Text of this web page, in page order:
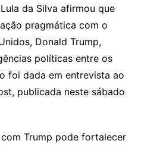
da Silva afirmou que
pragmática com o
Donald Trump,
políticas entre os
foi dada em entrevista ao
publicada neste sábado
Trump pode fortalecer